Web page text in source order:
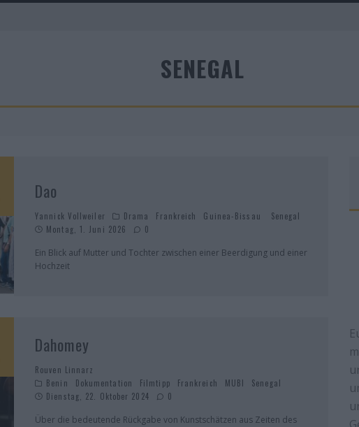
SENEGAL
Dao
Yannick Vollweiler Drama Frankreich Guinea-Bissau
Senegal
Montag, 1. Juni 2026
0
Ein Blick auf Mutter und Tochter zwischen einer Beerdigung und einer
Hochzeit
Dahomey
Rouven Linnarz
Benin
Dokumentation Filmtipp Frankreich MUBI
Senegal
Dienstag, 22. Oktober 2024
0
Über die bedeutende Rückgabe von Kunstschätzen aus Zeiten des